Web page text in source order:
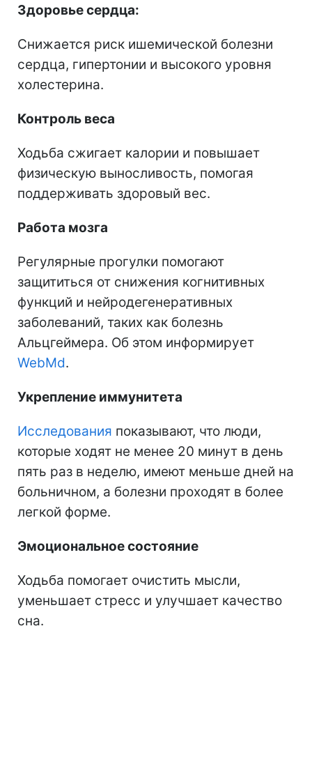
Здоровье сердца:
Снижается риск ишемической болезни
сердца, гипертонии и высокого уровня
холестерина.
Контроль веса
Ходьба сжигает калории и повышает
физическую выносливость, помогая
поддерживать здоровый вес.
Работа мозга
Регулярные прогулки помогают
защититься от снижения когнитивных
функций и нейродегенеративных
заболеваний, таких как болезнь
Альцгеймера. Об этом информирует
WebMd.
Укрепление иммунитета
Исследования показывают, что люди,
которые ходят не менее 20 минут в день
пять раз в неделю, имеют меньше дней на
больничном, а болезни проходят в более
легкой форме.
Эмоциональное состояние
Ходьба помогает очистить мысли,
уменьшает стресс и улучшает качество
сна.